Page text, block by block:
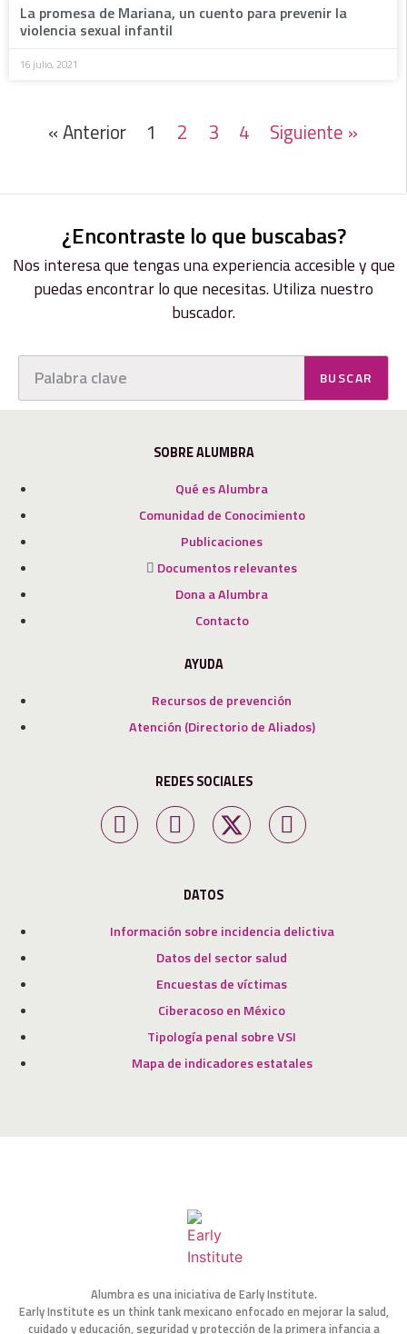
La promesa de Mariana, un cuento para prevenir la
violencia sexual infantil
16 julio, 2021
« Anterior 1 2 3 4 Siguiente »
¿Encontraste lo que buscabas?
Nos interesa que tengas una experiencia accesible y que
puedas encontrar lo que necesitas. Utiliza nuestro
buscador.
BUSCAR
SOBRE ALUMBRA
Qué es Alumbra
Comunidad de Conocimiento
Publicaciones
Documentos relevantes
Dona a Alumbra
Contacto
AYUDA
Recursos de prevención
Atención (Directorio de Aliados)
REDES SOCIALES
DATOS
Información sobre incidencia delictiva
Datos del sector salud
Encuestas de víctimas
Ciberacoso en México
Tipología penal sobre VSI
Mapa de indicadores estatales
Alumbra es una iniciativa de Early Institute.
Early Institute es un think tank mexicano enfocado en mejorar la salud,
cuidado y educación, seguridad y protección de la primera infancia a